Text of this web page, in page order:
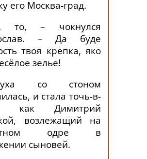
его Москва-град.
– чокнулся
– Да буде
твоя крепка, яко
зелье!
со стоном
и стала точь-в-
как Димитрий
возлежащий на
одре в
сыновей.